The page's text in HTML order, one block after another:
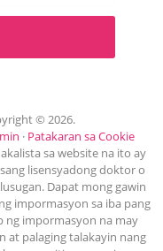
© 2026.
· Patakaran sa Cookie
sa website na ito ay
lisensyadong doktor o
Dapat mong gawin
impormasyon sa iba pang
ng impormasyon na may
at palaging talakayin nang